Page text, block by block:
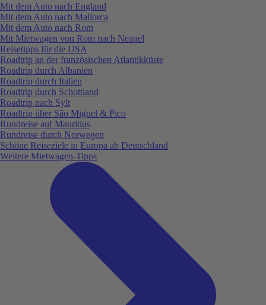
Mit dem Auto nach England
Mit dem Auto nach Mallorca
Mit dem Auto nach Rom
Mit Mietwagen von Rom nach Neapel
Reisetipps für die USA
Roadtrip an der französischen Atlantikküste
Roadtrip durch Albanien
Roadtrip durch Italien
Roadtrip durch Schottland
Roadtrip nach Sylt
Roadtrip über São Miguel & Pico
Rundreise auf Mauritius
Rundreise durch Norwegen
Schöne Reiseziele in Europa ab Deutschland
Weitere Mietwagen-Tipps